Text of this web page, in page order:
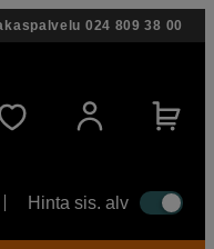
024 809 38 00
Hinta sis. alv